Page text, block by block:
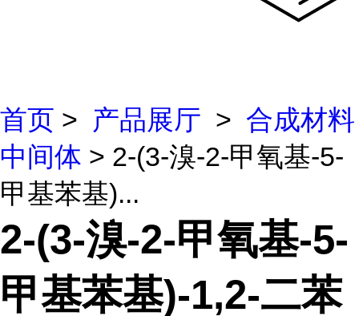
首页 > 产品展厅 > 合成材料
中间体 > 2-(3-溴-2-甲氧基-5-
甲基苯基)...
2-(3-溴-2-甲氧基-5-
甲基苯基)-1,2-二苯